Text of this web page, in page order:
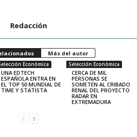
Redacción
Más del autor
Económica
UNA EDTECH
ESPAÑOLA ENTRA EN
EL TOP 50 MUNDIAL DE
TIME Y STATISTA
Selección Económica
CERCA DE MIL
PERSONAS SE
SOMETEN AL CRIBADO
RENAL DEL PROYECTO
RADAR EN
EXTREMADURA